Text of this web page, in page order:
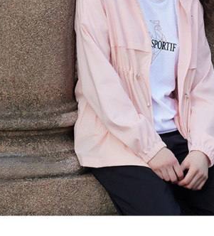
後見人の同意を得ればAFTEEをご利用いただけます。
個人情報の処理、利用について疑問がある、または
を行使したい場合は、ネットプロテクションズ
cs_tw@netprotections.co.jpにご連絡ください。上記
を、必要な購入注文書とあわせてAFTEEにご提供い
AFTEEにあなたの個人情報の収集、処理、利用を許
意いただけない場合は、当サービスを選択しないでく